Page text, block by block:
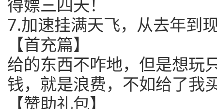
得嫖三四天！
7.加速挂满天飞，从去年到
【首充篇】
给的东西不咋地，但是想玩
钱，就是浪费，不如给了我
【赞助礼包】